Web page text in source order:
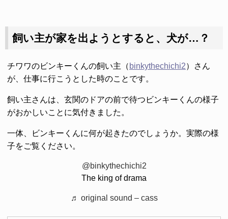
飼い主が家を出ようとすると、犬が…？
チワワのビンキーくんの飼い主（ binkythechichi2）さん
が、仕事に行こうとした時のことです。
飼い主さんは、玄関のドアの前で待つビンキーくんの様子
がおかしいことに気付きました。
一体、ビンキーくんに何が起きたのでしょうか。実際の様
子をご覧ください。
@binkythechichi2
The king of drama
♬ original sound – cass